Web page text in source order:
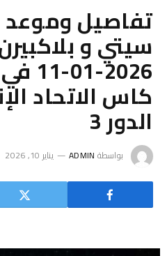
تفاصيل وموعد
سيتي و
كاس الاتحاد
الدور 3
بواسطة ADMIN يناير 10, 2026